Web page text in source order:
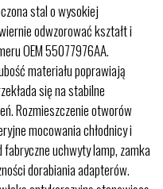
stal o wysokiej
odwzorować kształt i
OEM 55077976AA.
materiału poprawiają
się na stabilne
Rozmieszczenie otworów
mocowania chłodnicy i
uchwyty lamp, zamka
dorabiania adapterów.